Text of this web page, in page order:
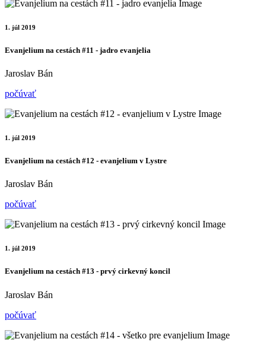
1. júl 2019
Evanjelium na cestách #11 - jadro evanjelia
Jaroslav Bán
počúvať
1. júl 2019
Evanjelium na cestách #12 - evanjelium v Lystre
Jaroslav Bán
počúvať
1. júl 2019
Evanjelium na cestách #13 - prvý cirkevný koncil
Jaroslav Bán
počúvať